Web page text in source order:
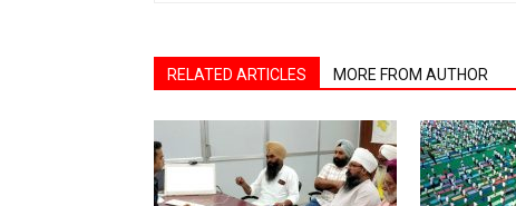
RELATED ARTICLES MORE FROM AUTHOR